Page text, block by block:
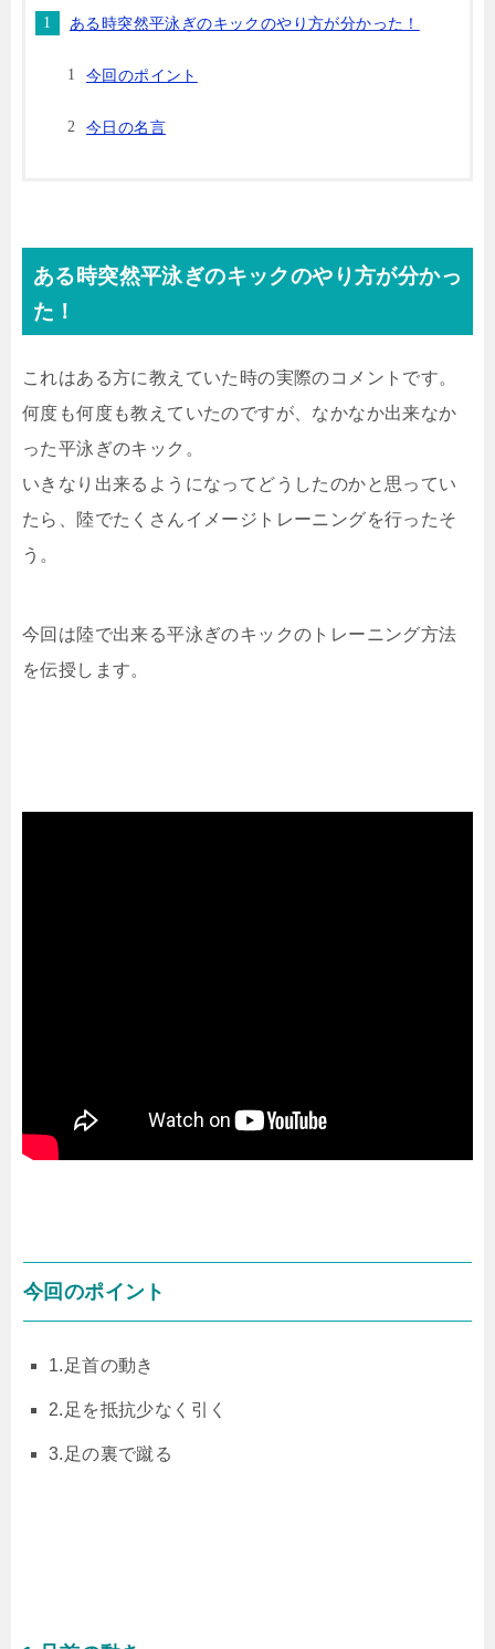
ある時突然平泳ぎのキックのやり方が分かった！
今回のポイント
今日の名言
ある時突然平泳ぎのキックのやり方が分かっ
た！
これはある方に教えていた時の実際のコメントです。
何度も何度も教えていたのですが、なかなか出来なか
った平泳ぎのキック。
いきなり出来るようになってどうしたのかと思ってい
たら、陸でたくさんイメージトレーニングを行ったそ
う。
今回は陸で出来る平泳ぎのキックのトレーニング方法
を伝授します。
今回のポイント
1.足首の動き
2.足を抵抗少なく引く
3.足の裏で蹴る